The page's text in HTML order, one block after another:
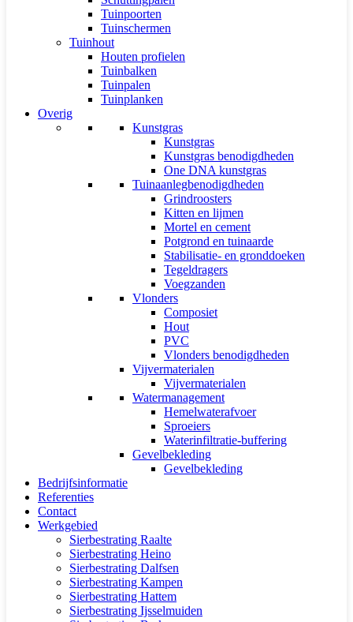
Tuinpoorten
Tuinschermen
Tuinhout
Houten profielen
Tuinbalken
Tuinpalen
Tuinplanken
Overig
Kunstgras
Kunstgras
Kunstgras benodigdheden
One DNA kunstgras
Tuinaanlegbenodigdheden
Grindroosters
Kitten en lijmen
Mortel en cement
Potgrond en tuinaarde
Stabilisatie- en gronddoeken
Tegeldragers
Voegzanden
Vlonders
Composiet
Hout
PVC
Vlonders benodigdheden
Vijvermaterialen
Vijvermaterialen
Watermanagement
Hemelwaterafvoer
Sproeiers
Waterinfiltratie-buffering
Gevelbekleding
Gevelbekleding
Bedrijfsinformatie
Referenties
Contact
Werkgebied
Sierbestrating Raalte
Sierbestrating Heino
Sierbestrating Dalfsen
Sierbestrating Kampen
Sierbestrating Hattem
Sierbestrating Ijsselmuiden